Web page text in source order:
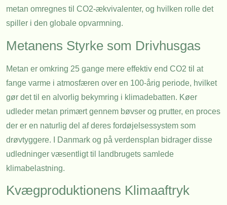
metan omregnes til CO2-ækvivalenter, og hvilken rolle det
spiller i den globale opvarmning.
Metanens Styrke som Drivhusgas
Metan er omkring 25 gange mere effektiv end CO2 til at
fange varme i atmosfæren over en 100-årig periode, hvilket
gør det til en alvorlig bekymring i klimadebatten. Køer
udleder metan primært gennem bøvser og prutter, en proces
der er en naturlig del af deres fordøjelsessystem som
drøvtyggere. I Danmark og på verdensplan bidrager disse
udledninger væsentligt til landbrugets samlede
klimabelastning.
Kvægproduktionens Klimaaftryk